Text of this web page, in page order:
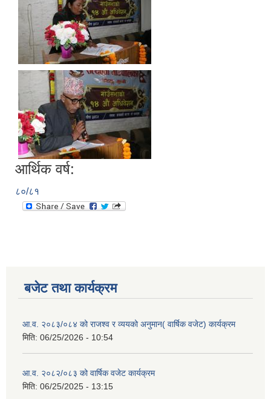
आर्थिक वर्ष:
८०/८१
बजेट तथा कार्यक्रम
आ.व. २०८३/०८४ को राजश्व र व्ययको अनुमान( वार्षिक वजेट) कार्यक्रम
मिति: 06/25/2026 - 10:54
आ.व. २०८२/०८३ को वार्षिक वजेट कार्यक्रम
मिति: 06/25/2025 - 13:15